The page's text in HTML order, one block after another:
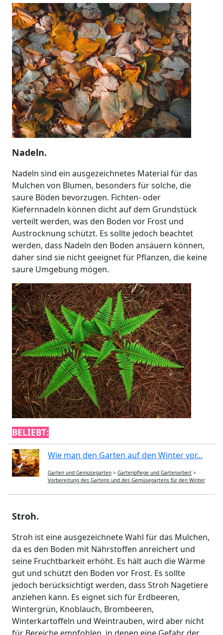
Nadeln.
Nadeln sind ein ausgezeichnetes Material für das
Mulchen von Blumen, besonders für solche, die
saure Böden bevorzugen. Fichten- oder
Kiefernnadeln können dicht auf dem Grundstück
verteilt werden, was den Boden vor Frost und
Austrocknung schützt. Es sollte jedoch beachtet
werden, dass Nadeln den Boden ansäuern können,
daher sind sie nicht geeignet für Pflanzen, die keine
saure Umgebung mögen.
BELIEBT:
Wie man den Garten auf den Winter vor...
Garten und Gemüsegarten > Gartenpflege und Gartenarbeit >
Vorbereitung des Gartens und des Gemüsegartens für den Winter
Stroh.
Stroh ist eine ausgezeichnete Wahl für das Mulchen,
da es den Boden mit Nährstoffen anreichert und
seine Fruchtbarkeit erhöht. Es hält auch die Wärme
gut und schützt den Boden vor Frost. Es sollte
jedoch berücksichtigt werden, dass Stroh Nagetiere
anziehen kann. Es eignet sich für Erdbeeren,
Wintergrün, Knoblauch, Brombeeren,
Winterkartoffeln und Weintrauben, wird aber nicht